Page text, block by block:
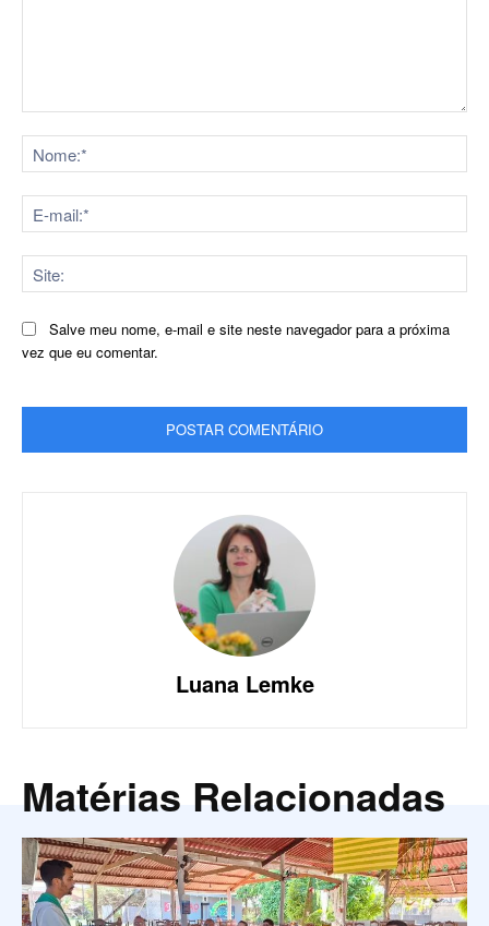
Salve meu nome, e-mail e site neste navegador para a próxima
vez que eu comentar.
Luana Lemke
Matérias Relacionadas